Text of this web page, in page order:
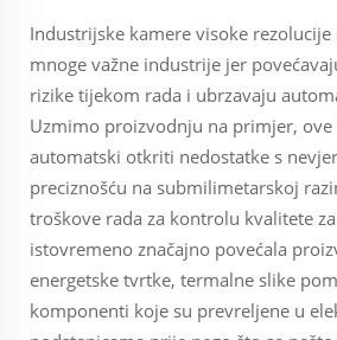
Industrijske kamere visoke
mnoge važne industrije jer
rizike tijekom rada i ubrzavaju
Uzmimo proizvodnju na primjer, ove
automatski otkriti nedostatke s
preciznošću na submilimetarskoj
troškove rada za kontrolu kvalitete
istovremeno značajno povećala
energetske tvrtke, termalne slike
komponenti koje su prevreljene u